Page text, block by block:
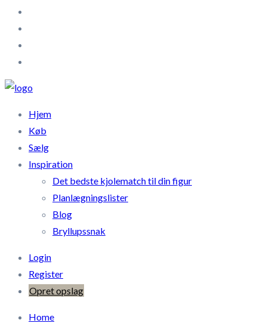
Hjem
Køb
Sælg
Inspiration
Det bedste kjolematch til din figur
Planlægningslister
Blog
Bryllupssnak
Login
Register
Opret opslag
Home